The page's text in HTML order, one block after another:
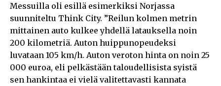
Messuilla oli esillä esimerkiksi Norjassa
suunniteltu Think City. ”Reilun kolmen metrin
mittainen auto kulkee yhdellä latauksella noin
200 kilometriä. Auton huippunopeudeksi
luvataan 105 km/h. Auton veroton hinta on noin 25
000 euroa, eli pelkästään taloudellisista syistä
sen hankintaa ei vielä valitettavasti kannata